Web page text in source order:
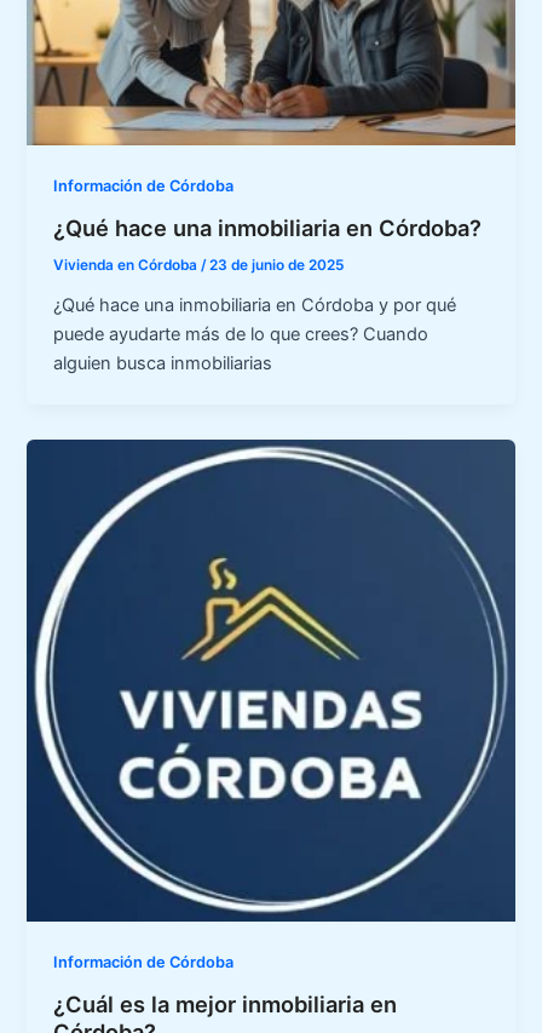
Información de Córdoba
¿Qué hace una inmobiliaria en Córdoba?
Vivienda en Córdoba/23 de junio de 2025
¿Qué hace una inmobiliaria en Córdoba y por qué
puede ayudarte más de lo que crees? Cuando
alguien busca inmobiliarias
Información de Córdoba
¿Cuál es la mejor inmobiliaria en